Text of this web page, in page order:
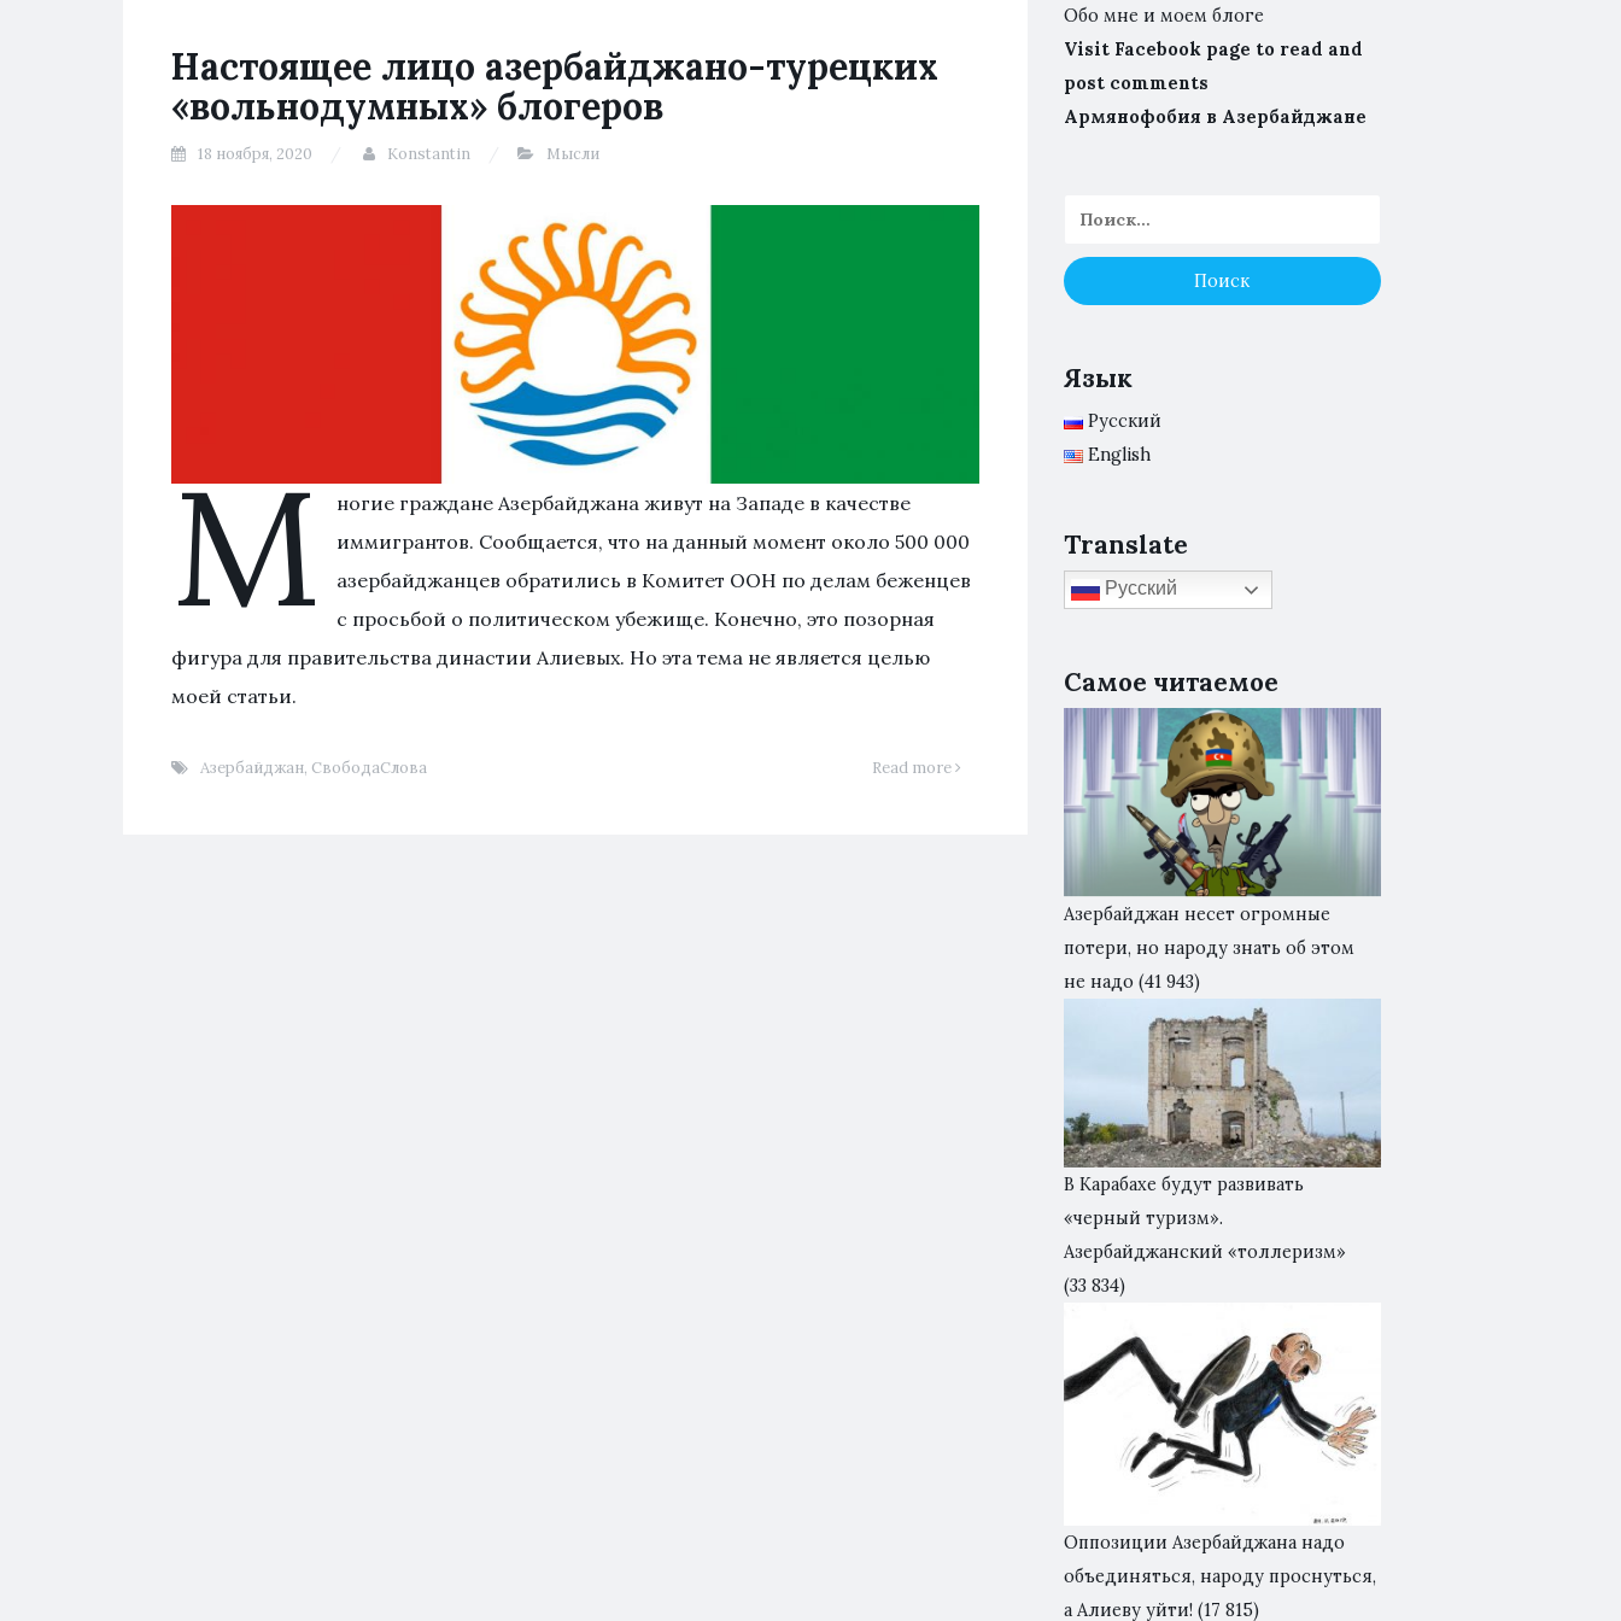
Настоящее лицо азербайджано-турецких
«вольнодумных» блогеров
18 ноября, 2020 Konstantin Мысли
М
ногие граждане Азербайджана живут на Западе в качестве
иммигрантов. Сообщается, что на данный момент около 500 000
азербайджанцев обратились в Комитет ООН по делам беженцев
с просьбой о политическом убежище. Конечно, это позорная
фигура для правительства династии Алиевых. Но эта тема не является целью
моей статьи.
Read more
Азербайджан, СвободаСлова
Обо мне и моем блоге
Visit Facebook page to read and
post comments
Армянофобия в Азербайджане
Язык
Русский
English
Translate
Русский
Самое читаемое
Азербайджан несет огромные
потери, но народу знать об этом
не надо (41 943)
В Карабахе будут развивать
«черный туризм».
Азербайджанский «толлеризм»
(33 834)
Оппозиции Азербайджана надо
объединяться, народу проснуться,
а Алиеву уйти! (17 815)